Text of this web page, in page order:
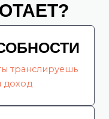
транслируешь
доход